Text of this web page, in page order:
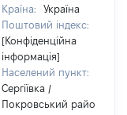
Країна:
Україна
Поштовий індекс:
[Конфіденційна
інформація]
Населений пункт:
Сергіївка /
Покровський район /